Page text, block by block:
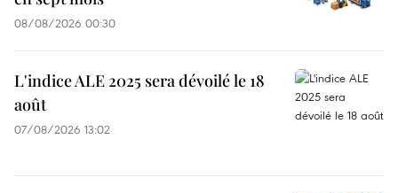
08/08/2026 00:30
L'indice ALE 2025 sera dévoilé le 18
août
07/08/2026 13:02